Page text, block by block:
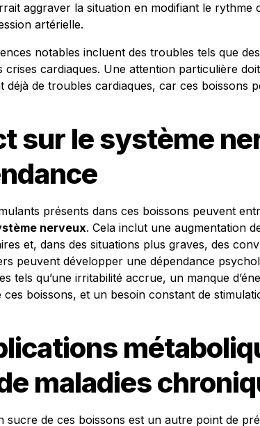
aggraver la situation en modifiant le rythme
artérielle.
notables incluent des troubles tels que
crises cardiaques. Une attention particulière
déjà de troubles cardiaques, car ces boissons
sur le système
présents dans ces boissons peuvent
nerveux. Cela inclut une augmentation
et, dans des situations plus graves, des
peuvent développer une dépendance
tels qu’une irritabilité accrue, un manque
ces boissons, et un besoin constant de
maladies
sucre de ces boissons est un autre point de